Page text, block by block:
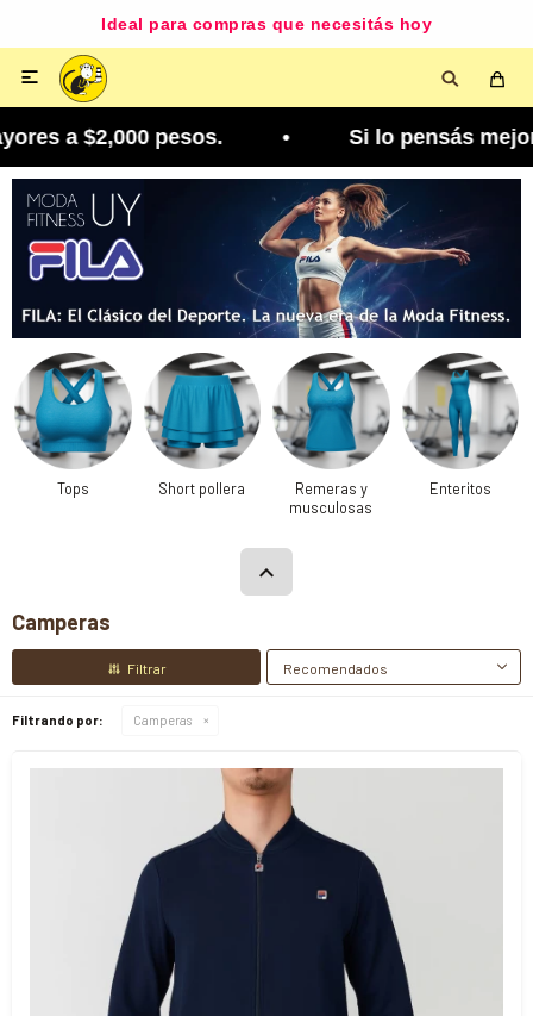
Ideal para compras que necesitás hoy

a $2,000 pesos. • Si lo pensás mejor, lo
Tops Short pollera
Remeras y
musculosas
Enteritos
Camperas
Recomendados
Filtrando por: Camperas